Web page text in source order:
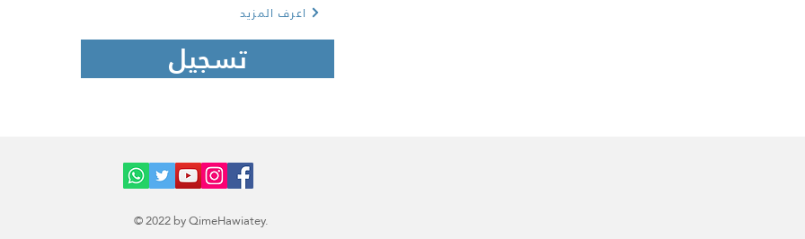
اعرف المزيد
تسجيل
© 2022 by QimeHawiatey.